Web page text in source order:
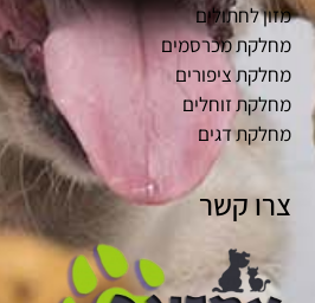
מזון לחתולים
מחלקת מכרסמים
מחלקת ציפורים
מחלקת זוחלים
מחלקת דגים
צרו קשר